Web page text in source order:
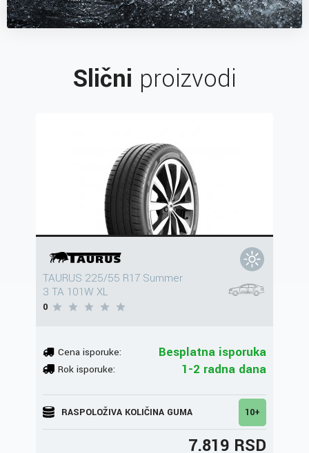
Slični proizvodi
TAURUS 225/55 R17 Summer
3 TA 101W XL
0
Cena isporuke: Besplatna isporuka
Rok isporuke: 1-2 radna dana
RASPOLOŽIVA KOLIČINA GUMA 10+
7.819 RSD